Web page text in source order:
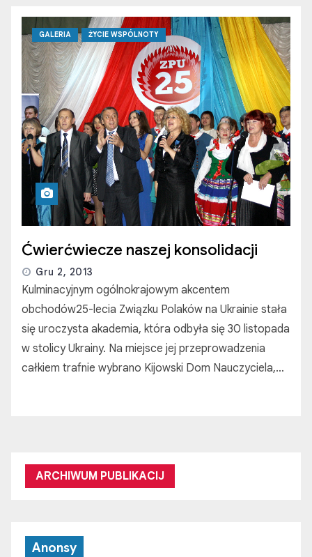
GALERIA ŻYCIE WSPÓLNOTY
Ćwierćwiecze naszej konsolidacji
Gru 2, 2013
Kulminacyjnym ogólnokrajowym akcentem
obchodów25-lecia Związku Polaków na Ukrainie stała
się uroczysta akademia, która odbyła się 30 listopada
w stolicy Ukrainy. Na miejsce jej przeprowadzenia
całkiem trafnie wybrano Kijowski Dom Nauczyciela,…
ARCHIWUM PUBLIKACIJ
Anonsy